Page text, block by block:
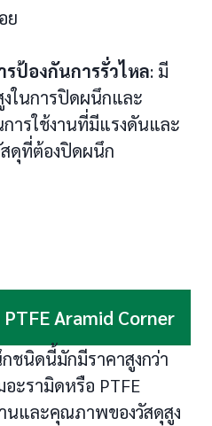
ย
ป้องกันการรั่วไหล: มี
ในการปิดผนึกและ
ารใช้งานที่มีแรงดันและ
สดุที่ต้องปิดผนึก
Aramid Corner
ชนิดนี้มักมีราคาสูงกว่า
ะรามิดหรือ PTFE
นและคุณภาพของวัสดุสูง